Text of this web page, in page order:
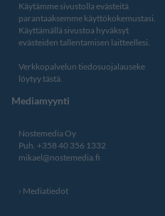
Käytämme sivustolla evästeitä
parantaaksemme käyttökokemustasi.
Käyttämällä sivustoa hyväksyt
evästeiden tallentamisen laitteellesi.
Verkkopalvelun tiedosuojalauseke
löytyy tästä.
Mediamyynti
Nostemedia Oy
Puh. +358 40 356 1332
mikael@nostemedia.fi
Mediatiedot